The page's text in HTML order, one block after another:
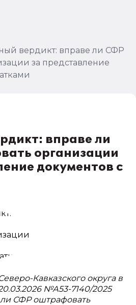
вердикт: вправе ли СФР
за представление
вправе ли
организации
документов с
Кавказского округа в
№А53-7140/2025
СФР оштрафовать